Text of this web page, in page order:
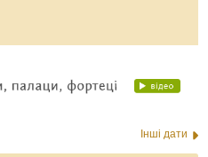
Інші дати